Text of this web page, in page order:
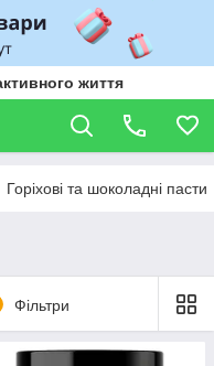
життя
Горіхові та шоколадні пасти
Фільтри